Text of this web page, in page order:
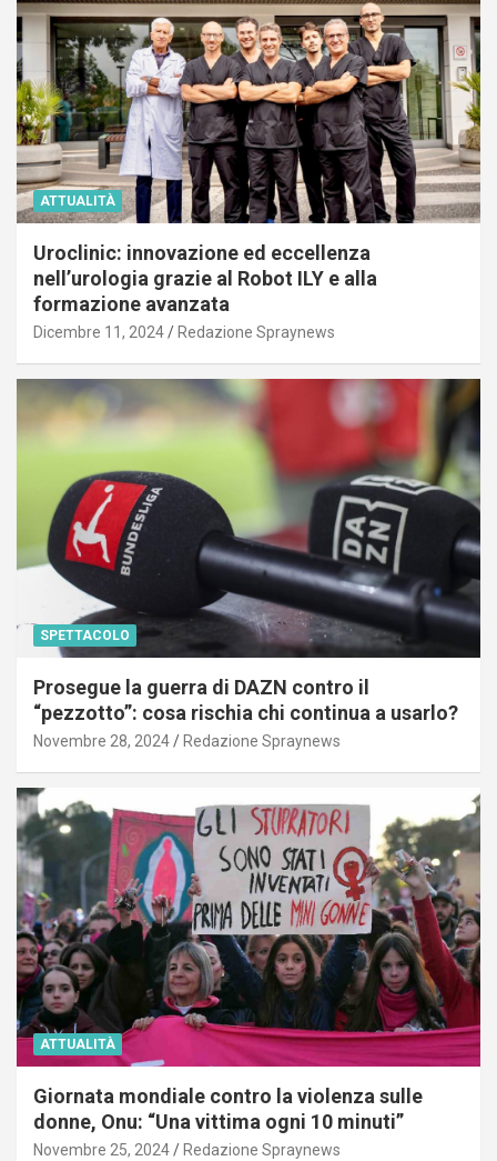
ATTUALITÀ
Uroclinic: innovazione ed eccellenza
nell’urologia grazie al Robot ILY e alla
formazione avanzata
Dicembre 11, 2024 Redazione Spraynews
SPETTACOLO
Prosegue la guerra di DAZN contro il
“pezzotto”: cosa rischia chi continua a usarlo?
Novembre 28, 2024 Redazione Spraynews
ATTUALITÀ
Giornata mondiale contro la violenza sulle
donne, Onu: “Una vittima ogni 10 minuti”
Novembre 25, 2024 Redazione Spraynews